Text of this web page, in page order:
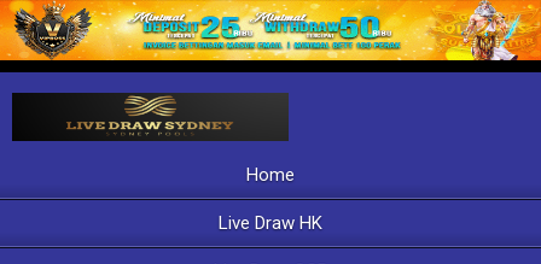
Home
Live Draw HK